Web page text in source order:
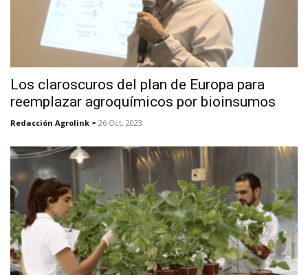
Los claroscuros del plan de Europa para
reemplazar agroquímicos por bioinsumos
Redacción Agrolink - 26 Oct, 2023